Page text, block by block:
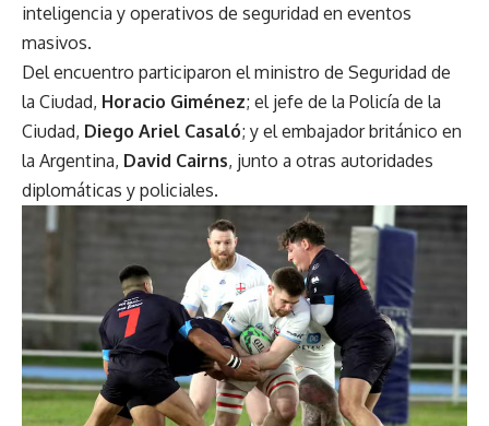
inteligencia y operativos de seguridad en eventos
masivos.
Del encuentro participaron el ministro de Seguridad de
la Ciudad, Horacio Giménez; el jefe de la Policía de la
Ciudad, Diego Ariel Casaló; y el embajador británico en
la Argentina, David Cairns, junto a otras autoridades
diplomáticas y policiales.